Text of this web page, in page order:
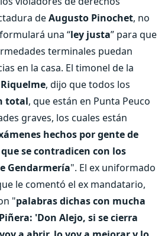
deAugusto Pinochet, no
una “ley justa” para que
terminales puedan
en la casa. El timonel de la
, dijo que todos los
total, que están en Punta Peuco
graves, los cuales están
hechos por gente de
se contradicen con los
Gendarmería". El ex uniformado
le comentó el ex mandatario,
"palabras dichas con mucha
'Don Alejo, si se cierra